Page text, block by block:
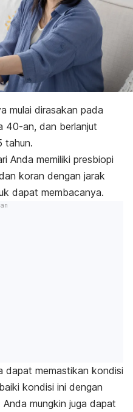
mulai dirasakan pada
40-an, dan berlanjut
tahun.
Anda memiliki presbiopi
koran dengan jarak
dapat membacanya.
dapat memastikan kondisi
kondisi ini dengan
mungkin juga dapat